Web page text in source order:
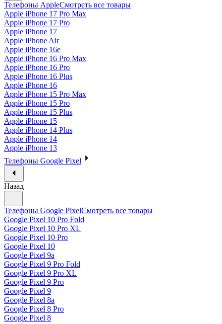
Телефоны AppleСмотреть все товары
Apple iPhone 17 Pro Max
Apple iPhone 17 Pro
Apple iPhone 17
Apple iPhone Air
Apple iPhone 16e
Apple iPhone 16 Pro Max
Apple iPhone 16 Pro
Apple iPhone 16 Plus
Apple iPhone 16
Apple iPhone 15 Pro Max
Apple iPhone 15 Pro
Apple iPhone 15 Plus
Apple iPhone 15
Apple iPhone 14 Plus
Apple iPhone 14
Apple iPhone 13
Телефоны Google Pixel
Назад
Телефоны Google PixelСмотреть все товары
Google Pixel 10 Pro Fold
Google Pixel 10 Pro XL
Google Pixel 10 Pro
Google Pixel 10
Google Pixel 9a
Google Pixel 9 Pro Fold
Google Pixel 9 Pro XL
Google Pixel 9 Pro
Google Pixel 9
Google Pixel 8a
Google Pixel 8 Pro
Google Pixel 8